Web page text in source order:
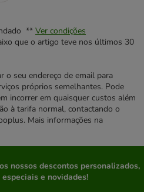
** Ver condições
que o artigo teve nos últimos 30
seu endereço de email para
próprios semelhantes. Pode
incorrer em quaisquer custos além
à tarifa normal, contactando o
Mais informações na
nossos descontos personalizados,
especiais e novidades!